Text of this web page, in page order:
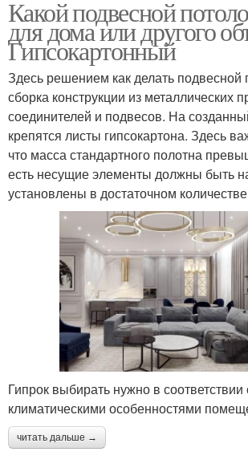
Какой подвесной
для дома или другого
Гипсокартонный
Здесь решением как делать подвесной
сборка конструкции из металлических
соединителей и подвесов. На
крепятся листы гипсокартона. Здесь
что масса стандартного полотна
есть несущие элементы должны быть
установлены в достаточном
Гипрок выбирать нужно в соответствии
климатическими особенностями
читать дальше →